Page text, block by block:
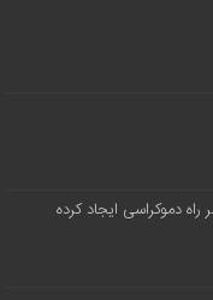
راه دموکراسی ایجاد کرده